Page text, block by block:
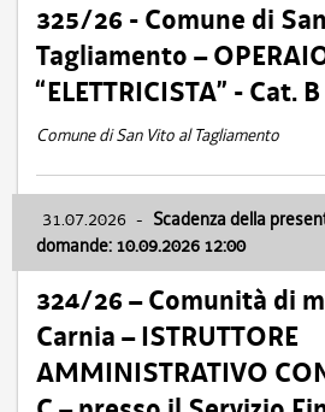
325/26 - Comune di
Tagliamento –
“ELETTRICISTA” - Cat. B
Comune di San Vito al Tagliamento
31.07.2026 - Scadenza della
domande: 10.09.2026 12:00
324/26 – Comunità di
Carnia – ISTRUTTORE
AMMINISTRATIVO